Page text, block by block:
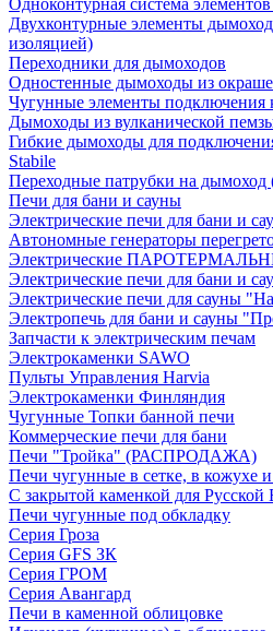
Одноконтурная система
Двухконтурные элементы
изоляцией)
Переходники для дымоходов
Одностенные дымоходы из
Чугунные элементы подключения
Дымоходы из вулканической
Гибкие дымоходы для
Stabile
Переходные патрубки на дымоход
Печи для бани и сауны
Электрические печи для бани и
Автономные генераторы
Электрические
Электрические печи для бани и
Электрические печи для сауны
Электропечь для бани и сауны
Запчасти к электрическим печам
Электрокаменки SAWO
Пульты Управления Harvia
Электрокаменки Финляндия
Чугунные Топки банной печи
Коммерческие печи для бани
Печи "Тройка" (РАСПРОДАЖА)
Печи чугунные в сетке, в кожухе
С закрытой каменкой для Русской
Печи чугунные под обкладку
Серия Гроза
Серия GFS ЗК
Серия ГРОМ
Серия Авангард
Печи в каменной облицовке